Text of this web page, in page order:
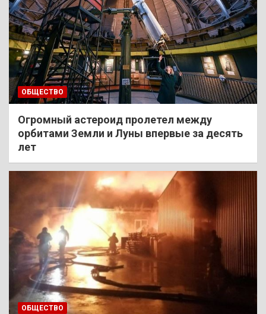
ОБЩЕСТВО
Огромный астероид пролетел между
орбитами Земли и Луны впервые за десять
лет
ОБЩЕСТВО